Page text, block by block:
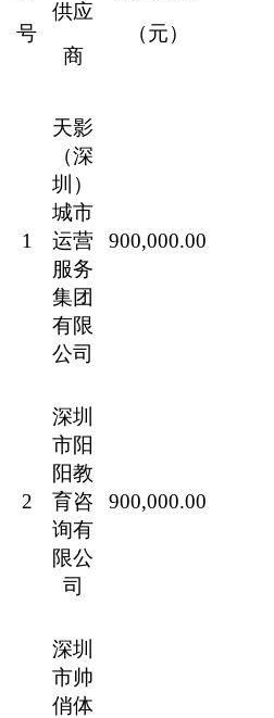
号
供应
商
（元）
1
天影
（深
圳）
城市
运营
服务
集团
有限
公司
900,000.00
2
深圳
市阳
阳教
育咨
询有
限公
司
900,000.00
深圳
市帅
俏体